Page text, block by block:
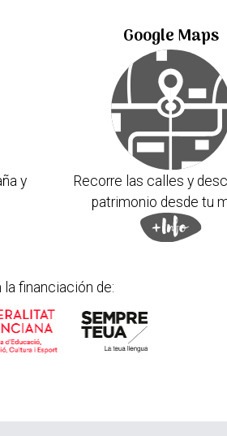
y
Google Maps
Recorre las calles y
patrimonio desde tu
la financiación de: